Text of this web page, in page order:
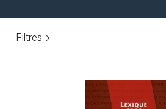
Filtres